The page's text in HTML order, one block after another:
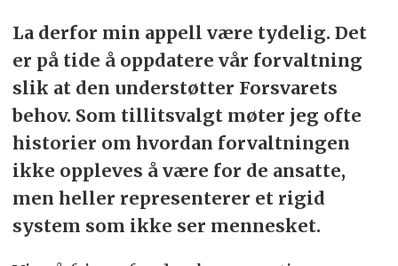
La derfor min appell være tydelig. Det
er på tide å oppdatere vår forvaltning
slik at den understøtter Forsvarets
behov. Som tillitsvalgt møter jeg ofte
historier om hvordan forvaltningen
ikke oppleves å være for de ansatte,
men heller representerer et rigid
system som ikke ser mennesket.